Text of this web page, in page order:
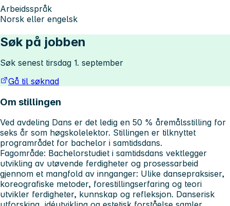
Arbeidsspråk
Norsk eller engelsk
Søk på jobben
Søk senest tirsdag 1. september
Gå til søknad
Om stillingen
Ved avdeling Dans er det ledig en 50 % åremålsstilling for
seks år som høgskolelektor. Stillingen er tilknyttet
programrådet for bachelor i samtidsdans.
Fagområde: Bachelorstudiet i samtidsdans vektlegger
utvikling av utøvende ferdigheter og prosessarbeid
gjennom et mangfold av innganger: Ulike dansepraksiser,
koreografiske metoder, forestillingserfaring og teori
utvikler ferdigheter, kunnskap og refleksjon. Danserisk